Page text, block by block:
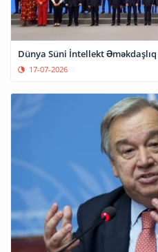
Dünya Süni İntellekt
17-07-2026